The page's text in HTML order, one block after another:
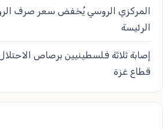
المركزي الروسي يُخفض سعر صرف
الرئيسة
إصابة ثلاثة فلسطينيين برصاص
قطاع غزة